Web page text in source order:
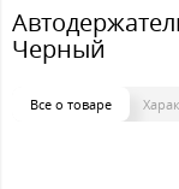
Черный
Все о товаре